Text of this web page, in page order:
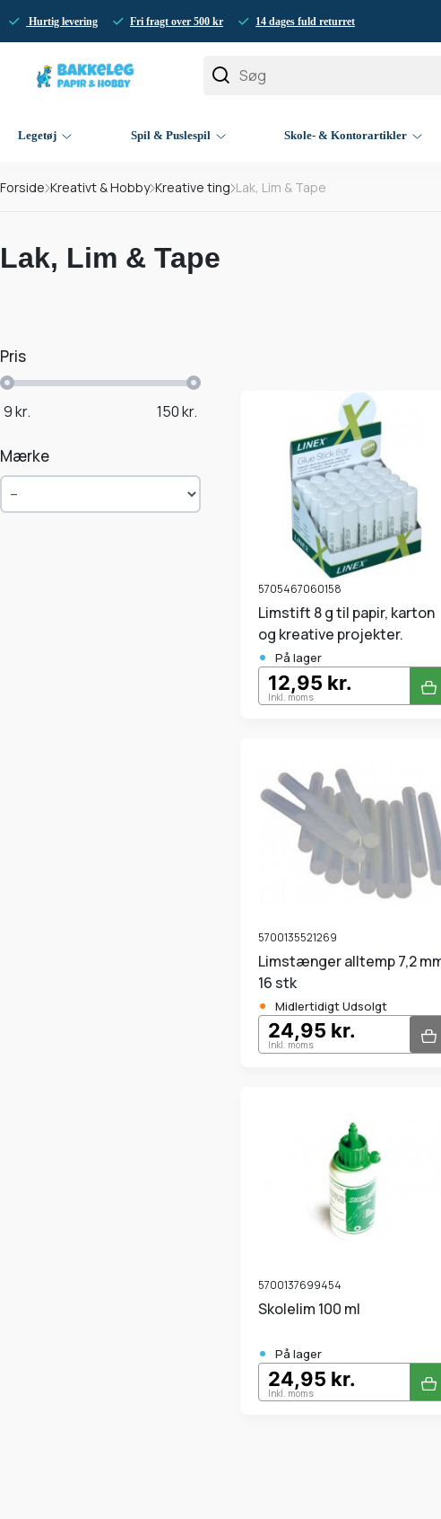
Hurtig levering Fri fragt over 500 kr 14 dages fuld returret
Legetøj Spil & Puslespil Skole- & Kontorartikler
Forside Kreativt & Hobby Kreative ting Lak, Lim & Tape
Lak, Lim & Tape
Pris
9kr. 150kr.
Mærke
5705467060158
Limstift 8 g til papir, karton
og kreative projekter.
• På lager
12,95 kr.
Inkl. moms
5700135521269
Limstænger alltemp 7,2 mm
16 stk
• Midlertidigt Udsolgt
24,95 kr.
Inkl. moms
5700137699454
Skolelim 100 ml
• På lager
24,95 kr.
Inkl. moms